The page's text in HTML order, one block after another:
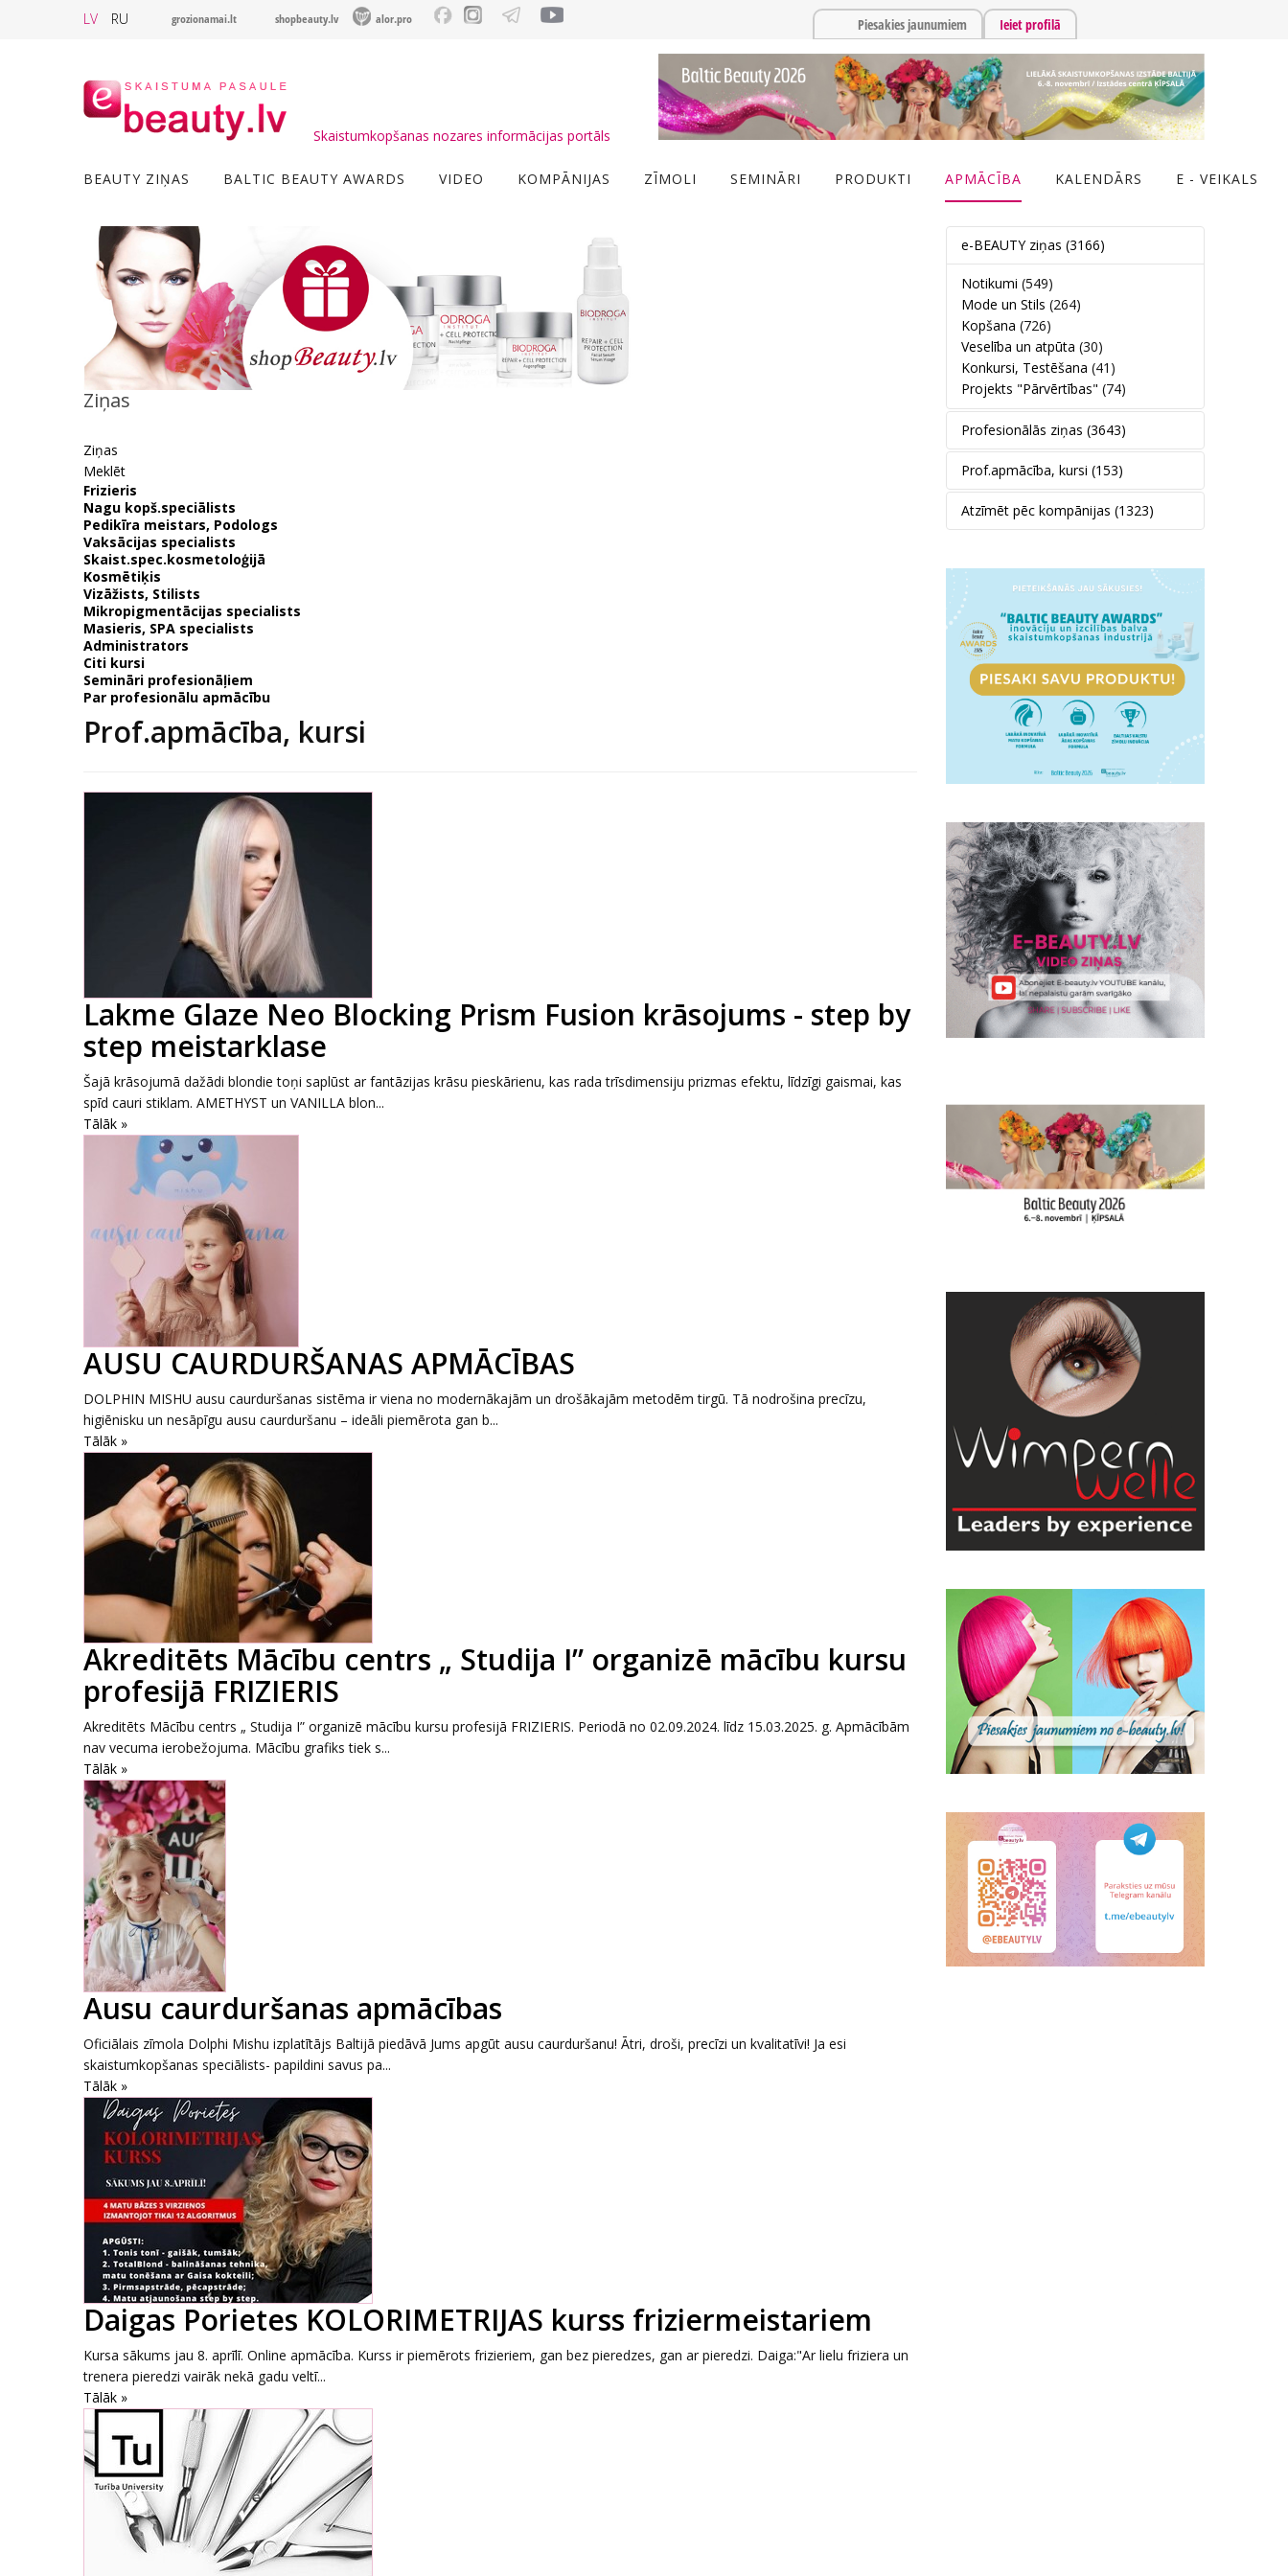
LV RU grozionamai.lt shopbeauty.lv alor.pro Piesakies jaunumiem Ieiet profilā
Skaistumkopšanas nozares informācijas portāls
BEAUTY ZIŅAS BALTIC BEAUTY AWARDS VIDEO KOMPĀNIJAS ZĪMOLI SEMINĀRI PRODUKTI APMĀCĪBA KALENDĀRS E - VEIKALS
Ziņas
Ziņas
Meklēt
Frizieris
Nagu kopš.speciālists
Pedikīra meistars, Podologs
Vaksācijas specialists
Skaist.spec.kosmetoloģijā
Kosmētiķis
Vizāžists, Stilists
Mikropigmentācijas specialists
Masieris, SPA specialists
Administrators
Citi kursi
Semināri profesionāļiem
Par profesionālu apmācību
Prof.apmācība, kursi
Lakme Glaze Neo Blocking Prism Fusion krāsojums - step by
step meistarklase
Šajā krāsojumā dažādi blondie toņi saplūst ar fantāzijas krāsu pieskārienu, kas rada trīsdimensiju prizmas efektu, līdzīgi gaismai, kas
spīd cauri stiklam. AMETHYST un VANILLA blon...
Tālāk »
AUSU CAURDURŠANAS APMĀCĪBAS
DOLPHIN MISHU ausu caurduršanas sistēma ir viena no modernākajām un drošākajām metodēm tirgū. Tā nodrošina precīzu,
higiēnisku un nesāpīgu ausu caurduršanu – ideāli piemērota gan b...
Tālāk »
Akreditēts Mācību centrs „ Studija I” organizē mācību kursu
profesijā FRIZIERIS
Akreditēts Mācību centrs „ Studija I” organizē mācību kursu profesijā FRIZIERIS. Periodā no 02.09.2024. līdz 15.03.2025. g. Apmācībām
nav vecuma ierobežojuma. Mācību grafiks tiek s...
Tālāk »
Ausu caurduršanas apmācības
Oficiālais zīmola Dolphi Mishu izplatītājs Baltijā piedāvā Jums apgūt ausu caurduršanu! Ātri, droši, precīzi un kvalitatīvi! Ja esi
skaistumkopšanas speciālists- papildini savus pa...
Tālāk »
Daigas Porietes KOLORIMETRIJAS kurss friziermeistariem
Kursa sākums jau 8. aprīlī. Online apmācība. Kurss ir piemērots frizieriem, gan bez pieredzes, gan ar pieredzi. Daiga:"Ar lielu friziera un
trenera pieredzi vairāk nekā gadu veltī...
Tālāk »
e-BEAUTY ziņas (3166)
Notikumi (549)
Mode un Stils (264)
Kopšana (726)
Veselība un atpūta (30)
Konkursi, Testēšana (41)
Projekts "Pārvērtības" (74)
Profesionālās ziņas (3643)
Prof.apmācība, kursi (153)
Atzīmēt pēc kompānijas (1323)